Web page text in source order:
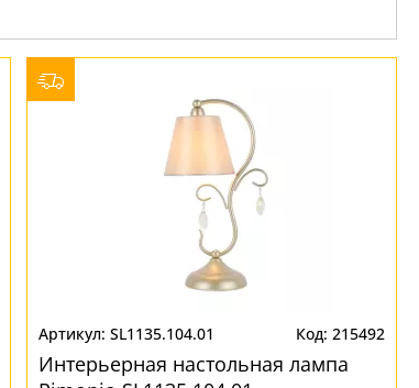
SL1135.104.01 215492
Интерьерная настольная лампа